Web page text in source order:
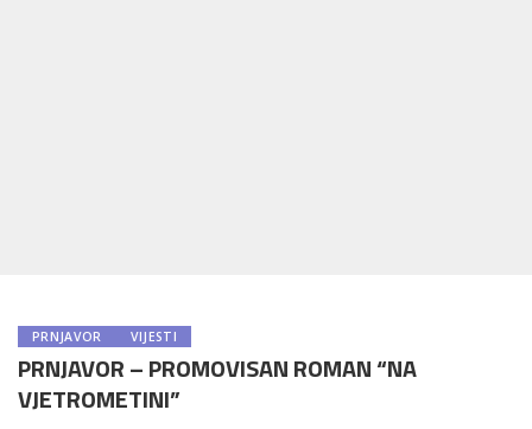
PRNJAVOR VIJESTI
PRNJAVOR – PROMOVISAN ROMAN “NA
VJETROMETINI”